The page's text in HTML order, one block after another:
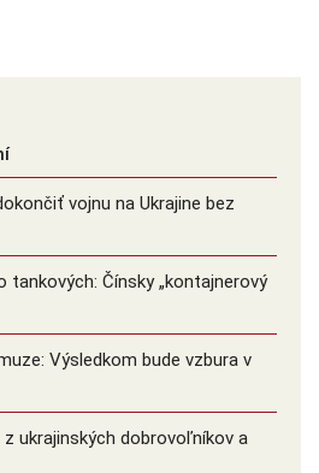
vojnu na Ukrajine bez
tankových: Čínsky ️„kontajnerový
Výsledkom bude vzbura v
ukrajinských dobrovoľníkov a